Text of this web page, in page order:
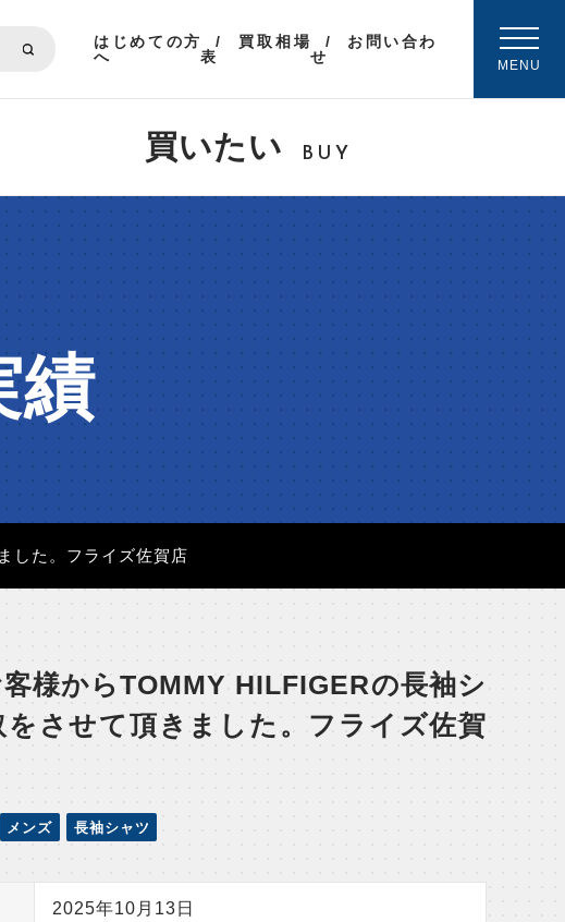
はじめての方
へ
買取相場
表
お問い合わ
せ
MENU
買いたい BUY
績
した。フライズ佐賀店
様からTOMMY HILFIGERの長袖シ
をさせて頂きました。フライズ佐賀
メンズ 長袖シャツ
2025年10月13日